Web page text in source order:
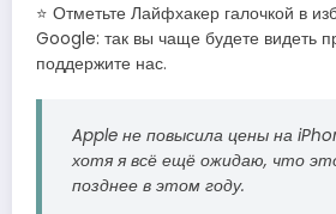
⭐ Отметьте Лайфхакер галочкой в
Google: так вы чаще будете видеть
поддержите нас.
Apple не повысила цены на
хотя я всё ещё ожидаю, что
позднее в этом году.